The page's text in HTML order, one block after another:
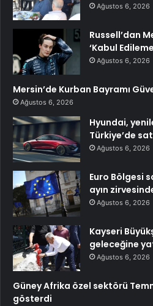
Ağustos 6, 2026
Russell’dan
‘Kabul
Ağustos 6, 2026
Mersin’de Kurban Bayramı
Ağustos 6, 2026
Hyundai,
Türkiye’de
Ağustos 6, 2026
Euro Bölgesi
ayın
Ağustos 6, 2026
Kayseri
geleceğine
Ağustos 6, 2026
Güney Afrika özel sektörü
gösterdi